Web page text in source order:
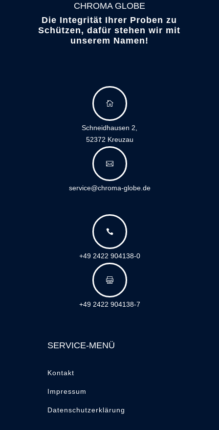
CHROMA GLOBE
Die Integrität Ihrer Proben zu
Schützen, dafür stehen wir mit
unserem Namen!

Schneidhausen 2,
52372 Kreuzau

service@chroma-globe.de

+49 2422 904138-0

+49 2422 904138-7
SERVICE-MENÜ
Kontakt
Impressum
Datenschutzerklärung